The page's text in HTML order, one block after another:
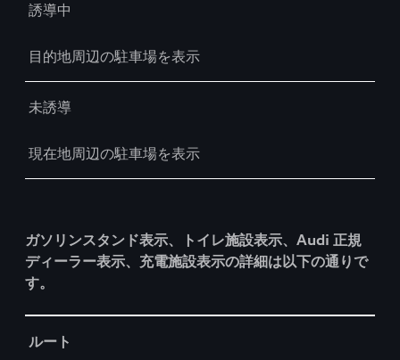
誘導中
目的地周辺の駐車場を表示
未誘導
現在地周辺の駐車場を表示
ガソリンスタンド表示、トイレ施設表示、Audi 正規
ディーラー表示、充電施設表示の詳細は以下の通りで
す。
ルート